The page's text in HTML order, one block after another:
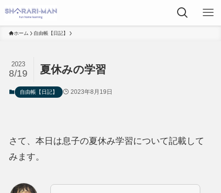
ホーム 自由帳【日記】
夏休みの学習
2023
8/19
自由帳【日記】 2023年8月19日
さて、本日は息子の夏休み学習について記載して
みます。